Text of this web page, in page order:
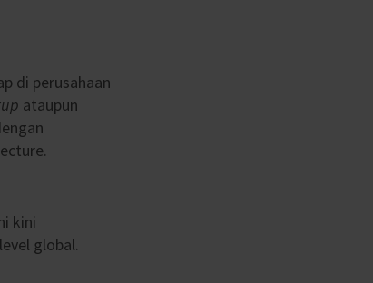
di perusahaan
ataupun
kini
global.